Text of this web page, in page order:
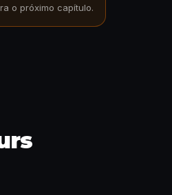
o próximo capítulo.